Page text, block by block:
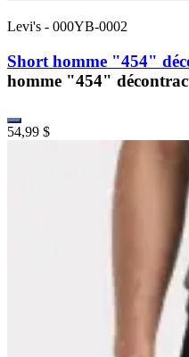
Levi's - 000YB-0002
Short homme "454"
homme "454"
54,99 $